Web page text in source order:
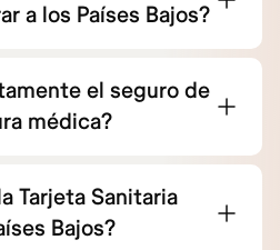
a los Países Bajos?
el seguro de
médica?
Tarjeta Sanitaria
Bajos?